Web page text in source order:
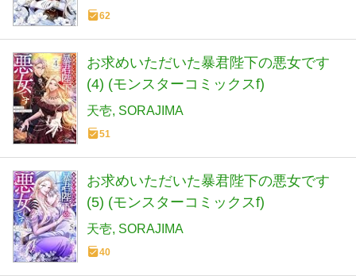
62
お求めいただいた暴君陛下の悪女です
(4) (モンスターコミックスf)
天壱 SORAJIMA
51
お求めいただいた暴君陛下の悪女です
(5) (モンスターコミックスf)
天壱 SORAJIMA
40